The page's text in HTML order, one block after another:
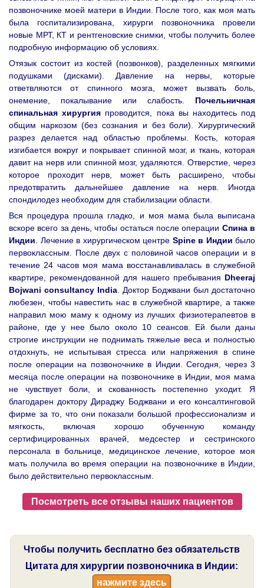
позвоночнике моей матери в Индии. После того, как моя мать
была госпитализирована, хирурги позвоночника провели
новые МРТ, КТ и рентгеновские снимки, чтобы получить более
подробную информацию об условиях.
Отязык состоит из костей (позвонков), разделенных мягкими
подушками (дисками). Давление на нервы, которые
ответвляются от спинного мозга, может вызвать боль,
онемение, покалывание или слабость. Почельничная
спинальная хирургия проводится, пока вы находитесь под
общим наркозом (без сознания и без боли). Хирургический
разрез делается над областью проблемы. Кость, которая
изгибается вокруг и покрывает спинной мозг, и ткань, которая
давит на нерв или спинной мозг, удаляются. Отверстие, через
которое проходит нерв, может быть расширено, чтобы
предотвратить дальнейшее давление на нерв. Иногда
спондилодез необходим для стабилизации области.
Вся процедура прошла гладко, и моя мама была выписана
вскоре всего за день, чтобы остаться после операции Спина в
Индии . Лечение в хирургическом центре Spine в Индии было
первоклассным. После двух с половиной часов операции и в
течение 24 часов моя мама восстанавливалась в служебной
квартире, рекомендованной для нашего пребывания Dheeraj
Bojwani consultancy India . Доктор Боджвани был достаточно
любезен, чтобы навестить нас в служебной квартире, а также
направил мою маму к одному из лучших физиотерапевтов в
районе, где у нее было около 10 сеансов. Ей были даны
строгие инструкции не поднимать тяжелые веса и полностью
отдохнуть, не испытывая стресса или напряжения в спине
после операции на позвоночнике в Индии. Сегодня, через 3
месяца после операции на позвоночнике в Индии, моя мама
не чувствует боли, и скованность постепенно уходит. Я
благодарен доктору Дираджу Боджвани и его консалтинговой
фирме за то, что они показали большой профессионализм и
мягкость, включая хорошо обученную команду
сертифицированных врачей, медсестер и сестринского
персонала в больнице, медицинское лечение, которое моя
мать получила во время операции на позвоночнике в Индии,
было действительно первоклассным.
Посмотреть все отзывы наших пациентов
Чтобы получить бесплатно без обязательств
Цитата для хирургии позвоночника в Индии:
нажмите здесь